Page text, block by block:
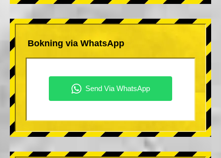
Bokning via WhatsApp